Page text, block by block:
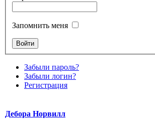
Запомнить меня
Забыли пароль?
Забыли логин?
Регистрация
Дебора Норвилл